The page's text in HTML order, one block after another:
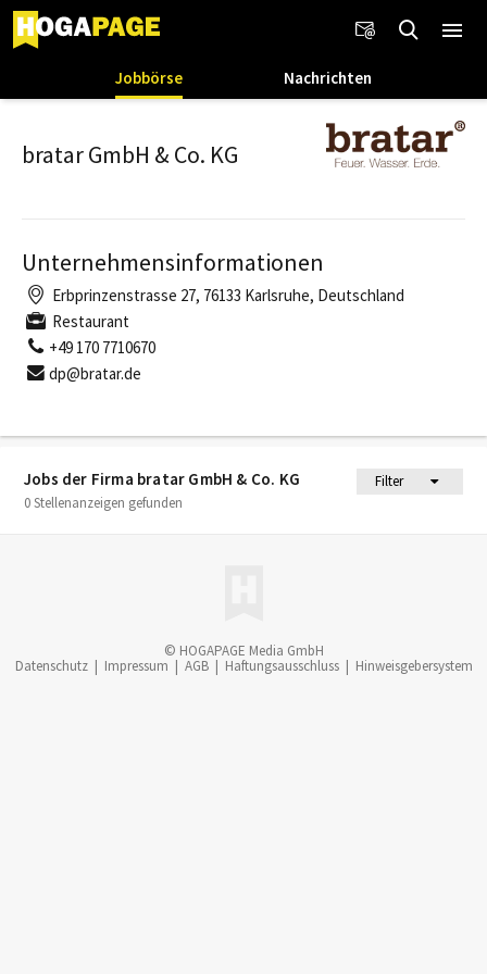
Jobbörse Nachrichten
Jobs der Firma bratar GmbH & Co. KG
Filter
0 Stellenanzeigen gefunden
bratar GmbH & Co. KG
Unternehmensinformationen
Erbprinzenstrasse 27, 76133 Karlsruhe, Deutschland
Restaurant
+49 170 7710670
dp@bratar.de
© HOGAPAGE Media GmbH
Datenschutz | Impressum | AGB | Haftungsausschluss | Hinweisgebersystem